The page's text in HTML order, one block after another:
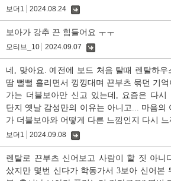
보더1 2024.08.24
보아가 강추 끈 힘들어요 ㅜㅜ
모티브_10 2024.09.07
네, 맞아요. 예전에 보드 처음 탈때 렌탈하
땀 뻘뻘 흘리면서 낑낑대며 끈부츠 묶던 기
가는 더블보아만 신고 있는데, 요즘은 다시
단지 옛날 감성만의 이유는 아니고... 마음의
가 더블보아와 어떻게 다른 느낌인지 다시
보더1 2024.09.08
렌탈로 끈부츠 신어보고 사람이 할 짓 아니
샀지만 몇번 신다가 학동가서 3보아 신어본